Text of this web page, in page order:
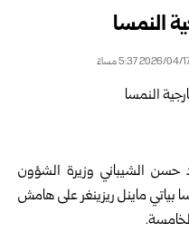
النمسا
حسن الشيباني وزيرة الشؤون
بياتي ماينل ريزينغر على هامش